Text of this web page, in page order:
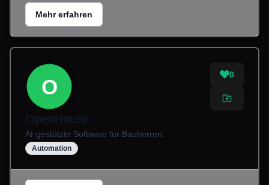
Mehr erfahren
O
0
OpenHouse
AI-gestützte Software für Bauherren.
Automation